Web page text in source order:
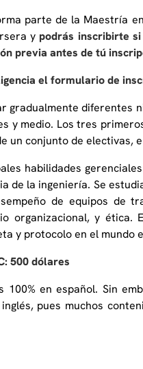
parte de la Maestría
y podrás inscribirte
previa antes de tú
el formulario de
gradualmente diferentes
y medio. Los tres
un conjunto de electivas,
habilidades
de la ingeniería. Se
de equipos de
organizacional, y
y protocolo en el mundo
500 dólares
100% en español. Sin
pues muchos